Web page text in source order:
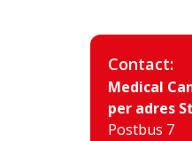
Contact:
Medical
per adres
Postbus 7